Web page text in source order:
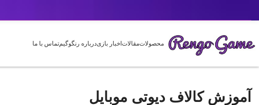
محصولاتمقالات اخبار بازیدرباره رنگوگیمتماس با ما
آموزش کالاف دیوتی موبایل